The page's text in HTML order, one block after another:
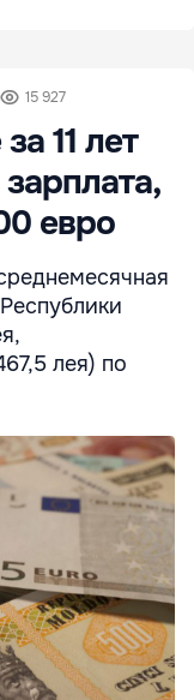
15 927
11 лет
евро
лея) по